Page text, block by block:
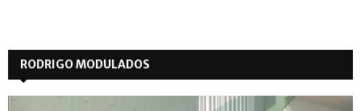
RODRIGO MODULADOS